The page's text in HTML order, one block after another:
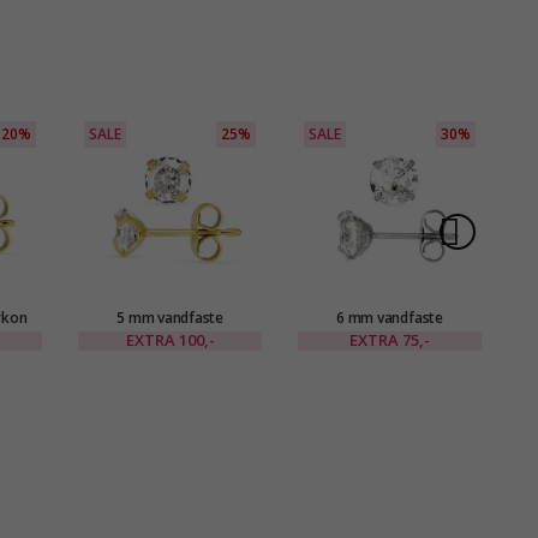
20%
i
SALE 25%
5 mm vandfaste
solitaireørestikker i
EXTRA 100,-
SALE 30%
6 mm vandfaste
solitaireørestikker i stål -
EXTRA 75,-